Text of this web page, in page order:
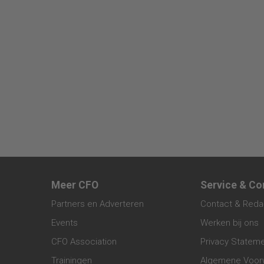
Meer CFO
Partners en Adverteren
Events
CFO Association
Trainingen
Service &
Contact &
Werken bij ons
Privacy
Algemene